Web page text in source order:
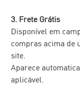
3. Frete Grátis
Disponível em
compras acima de
site.
Aparece
aplicável.